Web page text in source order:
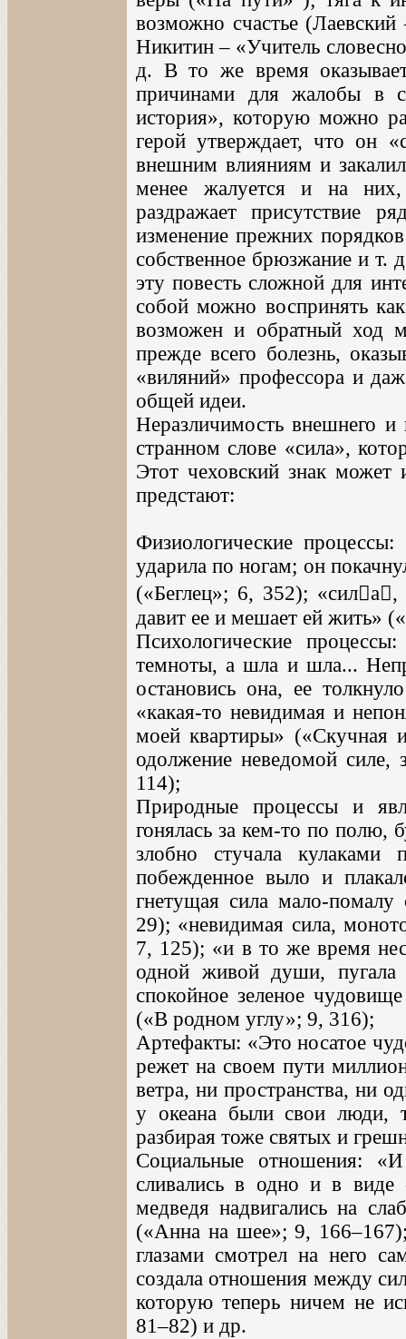
возможно счастье
Никитин – «Учитель
д. В то же время
причинами для жалобы в
история», которую можно
герой утверждает, что он
внешним влияниям и
менее жалуется и на
раздражает присутствие
изменение прежних
собственное брюзжание и т.
эту повесть сложной для
собой можно воспринять
возможен и обратный ход
прежде всего болезнь,
«виляний» профессора и
общей идеи.
Неразличимость внешнего и
странном слове «сила»,
Этот чеховский знак
предстают:
Физиологические
ударила по ногам; он
(«Беглец»; 6, 352);
давит ее и мешает ей жить»
Психологические
темноты, а шла и шла...
остановись она, ее
«какая-то невидимая и
моей квартиры» («Скучная
одолжение неведомой
114);
Природные процессы и
гонялась за кем-то по полю,
злобно стучала
побежденное выло и
гнетущая сила мало-
29); «невидимая сила,
7, 125); «и в то же время
одной живой души,
спокойное зеленое
(«В родном углу»; 9, 316);
Артефакты: «Это носатое
режет на своем пути
ветра, ни пространства, ни
у океана были свои люди,
разбирая тоже святых и
Социальные отношения:
сливались в одно и в виде
медведя надвигались на
(«Анна на шее»; 9,
глазами смотрел на него
создала отношения между
которую теперь ничем не
81–82) и др.